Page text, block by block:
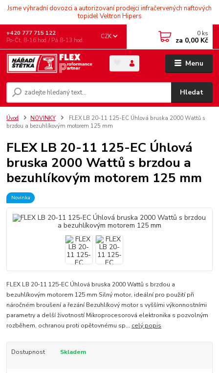
Jsme výhradní dovozci a autorizovaní prodejci infračervených naftových
topidel Veltron Hipers
Menu
CZK
Hledat
+420 777 715 122
Po-Čt, 8-16 hod./ Pá 8-13 hod.
0 ks
za 0,00 Kč
Úvod NOVINKY
FLEX LB 20-11 125-EC Úhlová bruska 2000 Wattů s
brzdou a bezuhlíkovým motorem 125 mm
FLEX LB 20-11 125-EC Úhlová
bruska 2000 Wattů s brzdou a
bezuhlíkovým motorem 125 mm
Novinka
FLEX LB 20-11 125-EC Úhlová bruska 2000 Wattů s brzdou a
bezuhlíkovým motorem 125 mm Silný motor, ideální pro použití při
náročném broušení a řezání Bezuhlíkový motor s vyššími výkonnostními
parametry a delší životností Mikroprocesorová elektronika s pozvolným
rozběhem, ochranou proti opětovnému sp... celý popis
Dostupnost Skladem